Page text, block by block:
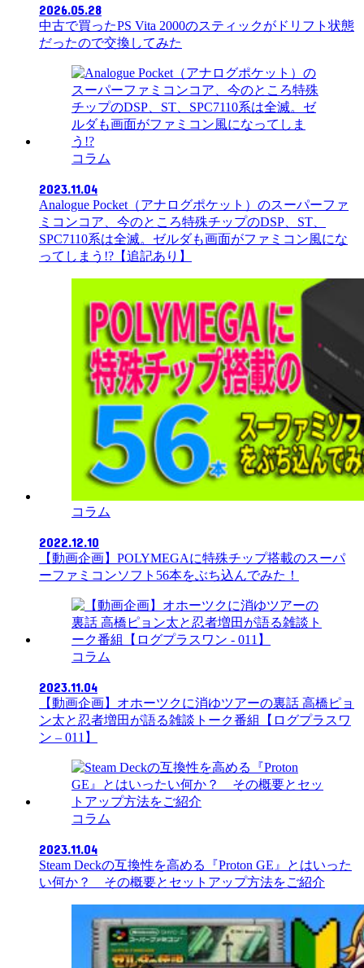
2026.05.28
中古で買ったPS Vita 2000のスティックがドリフト状態
だったので交換してみた
コラム
2023.11.04
Analogue Pocket（アナログポケット）のスーパーファ
ミコンコア、今のところ特殊チップのDSP、ST、
SPC7110系は全滅。ゼルダも画面がファミコン風にな
ってしまう!?【追記あり】
コラム
2022.12.10
【動画企画】POLYMEGAに特殊チップ搭載のスーパ
ーファミコンソフト56本をぶち込んでみた！
コラム
2023.11.04
【動画企画】オホーツクに消ゆツアーの裏話 高橋ピョ
ン太と忍者増田が語る雑談トーク番組【ログプラスワ
ン – 011】
コラム
2023.11.04
Steam Deckの互換性を高める『Proton GE』とはいった
い何か？ その概要とセットアップ方法をご紹介